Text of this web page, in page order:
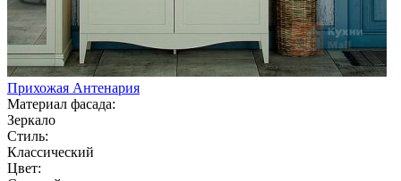
Прихожая Антенария
Материал фасада:
Зеркало
Стиль:
Классический
Цвет: